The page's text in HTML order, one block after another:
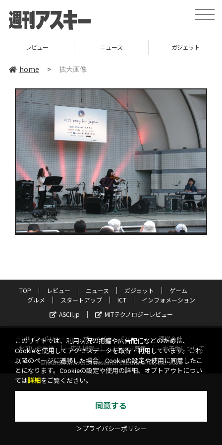
toggle
レビュー ニュース ガジェット
home > 拡大画像
TOP レビュー ニュース ガジェット
ゲーム
グルメ
スタートアップ ICT
インフォメーション
ASCII.jp
MITテクノロジーレビュー
サイトポリシー プライバシーポリシー
運営会社
お問い合わせ
広告掲載 スタッフ募集
電子版について
©KADOKAWA ASCII Research Laboratories, Inc. 2026
このサイトでは、利用状況の把握や広告配信などのために、
Cookieを使用してアクセスデータを取得・利用しています。これ
以降のページに遷移した場合、Cookieの設定や使用に同意したこ
とになります。Cookieの設定や使用の詳細、オプトアウトについ
ては詳細 をご覧ください。
同意する
＞プライバシーポリシー